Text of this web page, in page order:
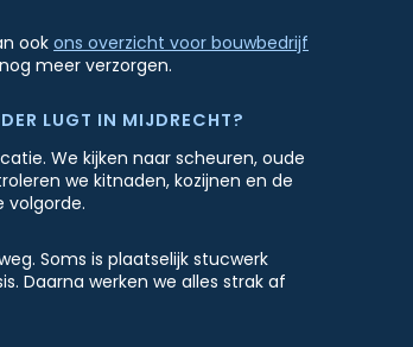
ookons overzicht voor bouwbedrijf
meer verzorgen.
LUGT IN MIJDRECHT?
We kijken naar scheuren, oude
we kitnaden, kozijnen en de
volgorde.
Soms is plaatselijk stucwerk
Daarna werken we alles strak af